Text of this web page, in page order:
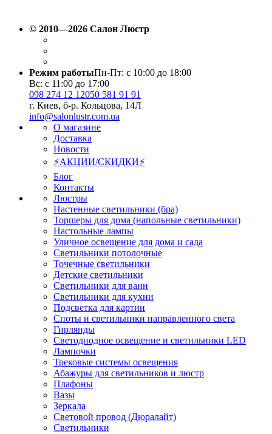
© 2010—2026 Салон Люстр
Режим работыПн-Пт: с 10:00 до 18:00
Вс: с 11:00 до 17:00
098 274 12 12050 581 91 91
г. Киев, б-р. Кольцова, 14Л
info@salonlustr.com.ua
О магазине
Доставка
Новости
⚡АКЦИИ/СКИДКИ⚡
Блог
Контакты
Люстры
Настенные светильники (бра)
Торшеры для дома (напольные светильники)
Настольные лампы
Уличное освещение для дома и сада
Светильники потолочные
Точечные светильники
Детские светильники
Светильники для ванн
Светильники для кухни
Подсветка для картин
Споты и светильники направленного света
Гирлянды
Светодиодное освещение и светильники LED
Лампочки
Трековые системы освещения
Абажуры для светильников и люстр
Плафоны
Вазы
Зеркала
Световой провод (Дюралайт)
Светильники